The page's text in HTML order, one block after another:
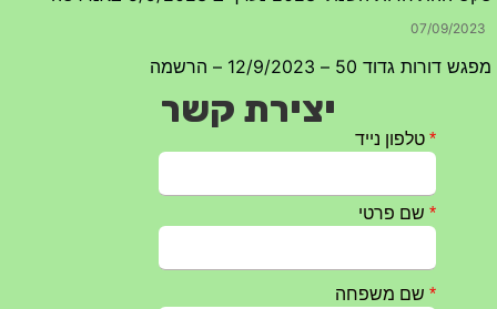
טקס ההתיחדות עם החללים לשנת 2025 – 10 יוני 2025
27/05/2025
מופע הגבעטרון ב 10.10.2024 נדחה בשל המצב הבטחוני
יצירת קשר